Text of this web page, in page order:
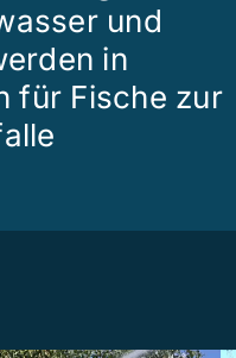
und
in
für Fische zur